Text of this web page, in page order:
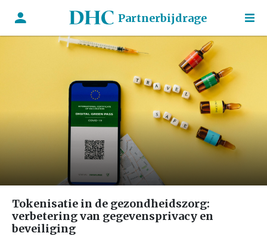
Partnerbijdrage
Tokenisatie in de gezondheidszorg:
verbetering van gegevensprivacy en
beveiliging